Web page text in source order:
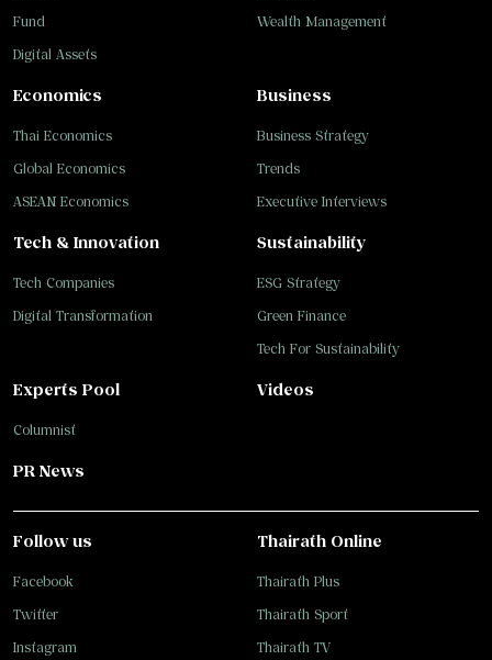
Fund
Digital Assets
Wealth Management
Business
Business Strategy
Trends
Executive Interviews
Tech & Innovation
Tech Companies
Digital Transformation
Sustainability
ESG Strategy
Green Finance
Tech For Sustainability
Economics
Thai Economics
Global Economics
ASEAN Economics
Experts Pool
Columnist
Videos
PR News
Follow us
Facebook
Twitter
Instagram
Thairath Online
Thairath Plus
Thairath Sport
Thairath TV